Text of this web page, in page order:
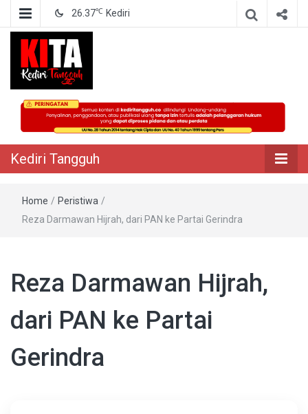
26.37℃ Kediri
Kediri Tangguh
Berita Akurat Terpercaya
Kediri Tangguh
Home / Peristiwa /
Reza Darmawan Hijrah, dari PAN ke Partai Gerindra
Reza Darmawan Hijrah,
dari PAN ke Partai
Gerindra